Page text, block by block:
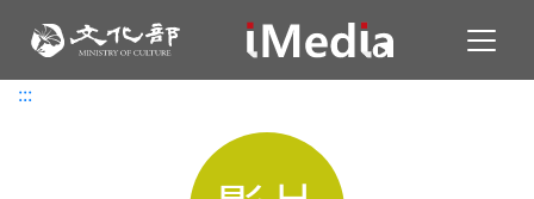
:::
:::